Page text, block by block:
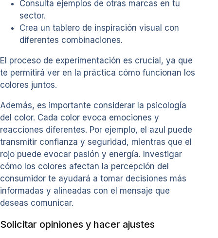
Consulta ejemplos de otras marcas en tu
sector.
Crea un tablero de inspiración visual con
diferentes combinaciones.
El proceso de experimentación es crucial, ya que
te permitirá ver en la práctica cómo funcionan los
colores juntos.
Además, es importante considerar la psicología
del color. Cada color evoca emociones y
reacciones diferentes. Por ejemplo, el azul puede
transmitir confianza y seguridad, mientras que el
rojo puede evocar pasión y energía. Investigar
cómo los colores afectan la percepción del
consumidor te ayudará a tomar decisiones más
informadas y alineadas con el mensaje que
deseas comunicar.
Solicitar opiniones y hacer ajustes